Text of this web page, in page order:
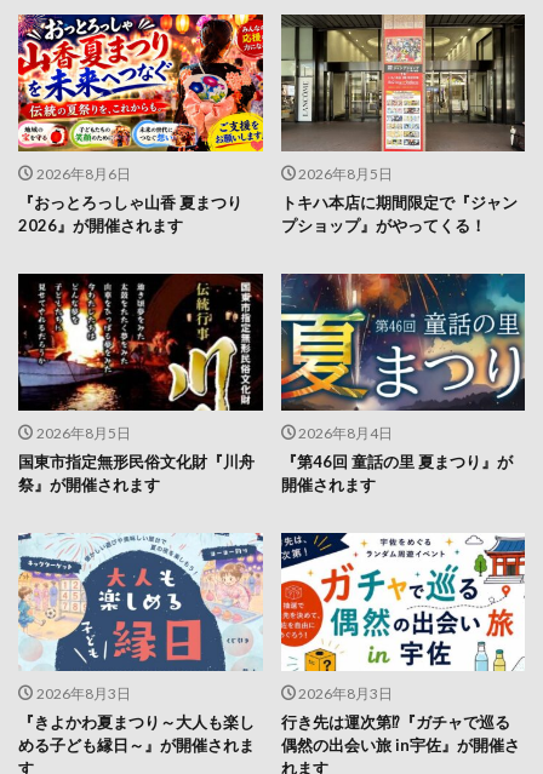
2026年8月6日
『おっとろっしゃ山香 夏まつり
2026』が開催されます
2026年8月5日
トキハ本店に期間限定で『ジャン
プショップ』がやってくる！
2026年8月5日
国東市指定無形民俗文化財『川舟
祭』が開催されます
2026年8月4日
『第46回 童話の里 夏まつり』が
開催されます
2026年8月3日
『きよかわ夏まつり～大人も楽し
める子ども縁日～』が開催されま
す
2026年8月3日
行き先は運次第⁉『ガチャで巡る
偶然の出会い旅 in宇佐』が開催さ
れます